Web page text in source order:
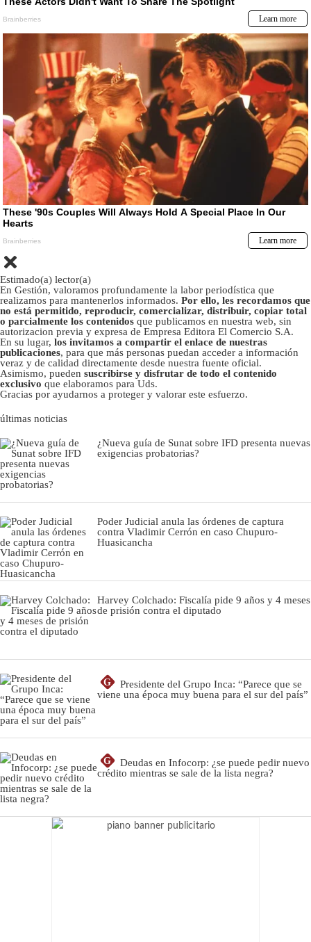
Estimado(a) lector(a)
En Gestión, valoramos profundamente la labor periodística que
realizamos para mantenerlos informados. Por ello, les recordamos que
no está permitido, reproducir, comercializar, distribuir, copiar total
o parcialmente los contenidos que publicamos en nuestra web, sin
autorizacion previa y expresa de Empresa Editora El Comercio S.A.
En su lugar, los invitamos a compartir el enlace de nuestras
publicaciones, para que más personas puedan acceder a información
veraz y de calidad directamente desde nuestra fuente oficial.
Asimismo, pueden suscribirse y disfrutar de todo el contenido
exclusivo que elaboramos para Uds.
Gracias por ayudarnos a proteger y valorar este esfuerzo.
últimas noticias
¿Nueva guía de Sunat sobre IFD presenta nuevas
exigencias probatorias?
Poder Judicial anula las órdenes de captura
contra Vladimir Cerrón en caso Chupuro-
Huasicancha
Harvey Colchado: Fiscalía pide 9 años y 4 meses
de prisión contra el diputado
G
Presidente del Grupo Inca: “Parece que se
viene una época muy buena para el sur del país”
G
Deudas en Infocorp: ¿se puede pedir nuevo
crédito mientras se sale de la lista negra?